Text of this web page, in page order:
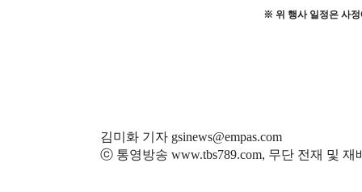
※ 위 행사 일정은 사
김미화 기자 gsinews@empas.com
ⓒ 통영방송 www.tbs789.com, 무단 전재 및 재